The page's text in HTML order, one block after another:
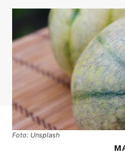
Foto: Unsplash